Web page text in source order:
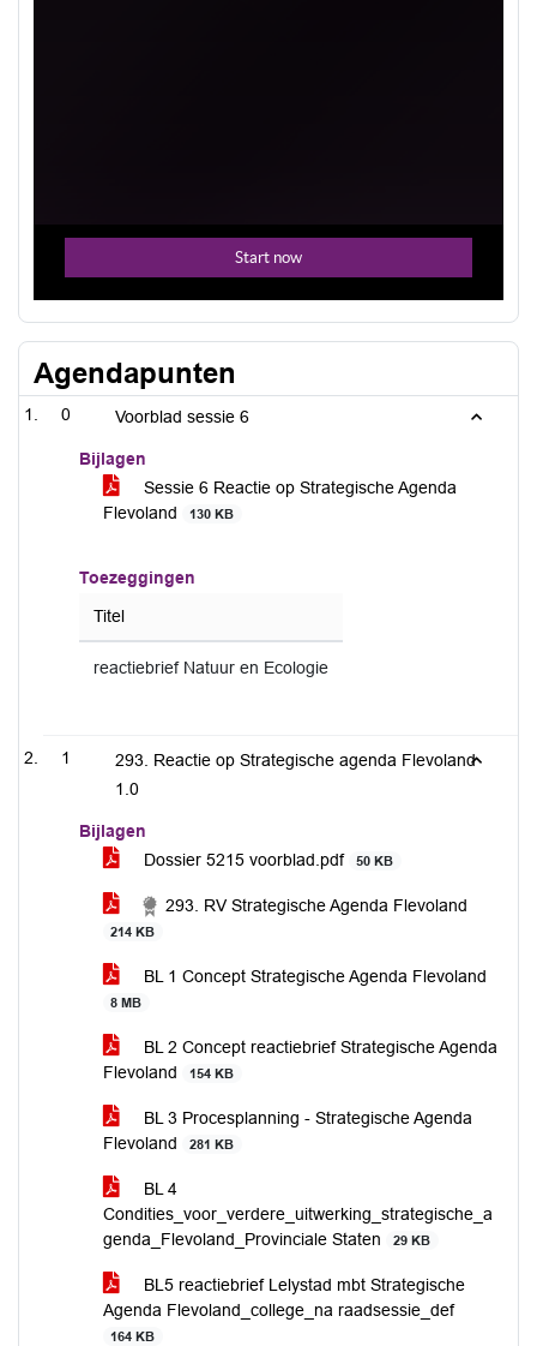
Agendapunten
0 Voorblad sessie 6
Bijlagen
Sessie 6 Reactie op Strategische Agenda
Flevoland
130 KB
Toezeggingen
Titel
reactiebrief Natuur en Ecologie
1
293. Reactie op Strategische agenda Flevoland
1.0
Bijlagen
Dossier 5215 voorblad.pdf
50 KB
293. RV Strategische Agenda Flevoland
214 KB
BL 1 Concept Strategische Agenda Flevoland
8 MB
BL 2 Concept reactiebrief Strategische Agenda
Flevoland
154 KB
BL 3 Procesplanning - Strategische Agenda
Flevoland
281 KB
BL 4
Condities_voor_verdere_uitwerking_strategische_a
genda_Flevoland_Provinciale Staten
29 KB
BL5 reactiebrief Lelystad mbt Strategische
Agenda Flevoland_college_na raadsessie_def
164 KB